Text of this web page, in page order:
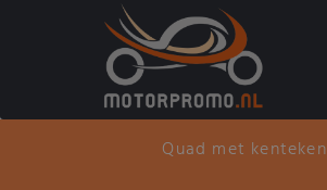
Quad met kenteken